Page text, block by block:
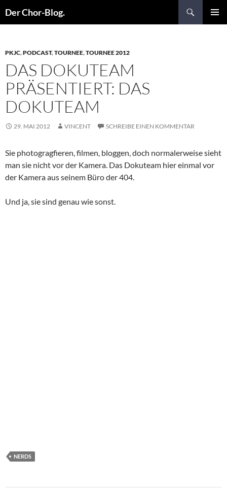
Der Chor-Blog.
PKJC,PODCAST,TOURNEE,TOURNEE 2012
DAS DOKUTEAM
PRÄSENTIERT: DAS
DOKUTEAM
29. MAI 2012 VINCENT SCHREIBE EINEN KOMMENTAR
Sie photogragfieren, filmen, bloggen, doch normalerweise sieht
man sie nicht vor der Kamera. Das Dokuteam hier einmal vor
der Kamera aus seinem Büro der 404.
Und ja, sie sind genau wie sonst.
NERDS